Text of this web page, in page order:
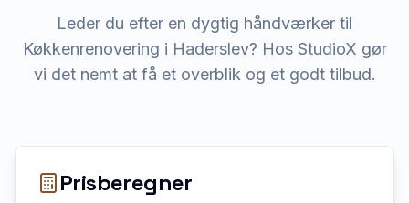
Leder du efter en dygtig håndværker til
Køkkenrenovering i Haderslev? Hos StudioX gør
vi det nemt at få et overblik og et godt tilbud.
Prisberegner